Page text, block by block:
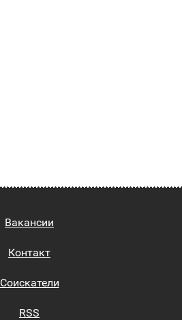
Вакансии
Контакт
Соискатели
RSS